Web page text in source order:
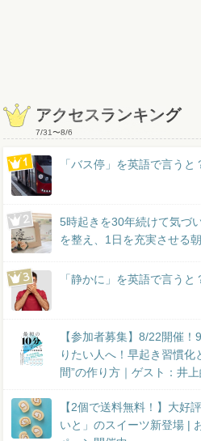
アクセスランキング
7/31〜8/6
「バス停」を英語で言うと
5時起きを30年続けて気づ
を整え、1日を充実させる
「静かに」を英語で言うと
【参加者募集】8/22開催！
りたい人へ！早起き習慣化
間”の作り方｜ゲスト：井
【2個で送料無料！】大好
いと」のスイーツ新登場 |